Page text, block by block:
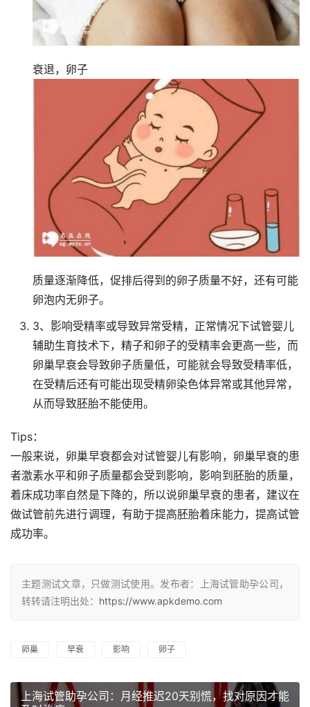
衰退，卵子
质量逐渐降低，促排后得到的卵子质量不好，还有可能
卵泡内无卵子。
3、影响受精率或导致异常受精，正常情况下试管婴儿
辅助生育技术下，精子和卵子的受精率会更高一些，而
卵巢早衰会导致卵子质量低，可能就会导致受精率低，
在受精后还有可能出现受精卵染色体异常或其他异常，
从而导致胚胎不能使用。
Tips：
一般来说，卵巢早衰都会对试管婴儿有影响，卵巢早衰的患
者激素水平和卵子质量都会受到影响，影响到胚胎的质量，
着床成功率自然是下降的，所以说卵巢早衰的患者，建议在
做试管前先进行调理，有助于提高胚胎着床能力，提高试管
成功率。
主题测试文章，只做测试使用。发布者：上海试管助孕公司，
转转请注明出处： https://www.apkdemo.com
卵巢 早衰 影响 卵子
上海试管助孕公司：月经推迟20天别慌，找对原因才能